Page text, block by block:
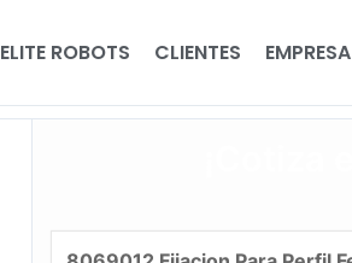
ELITE ROBOTS CLIENTES EMPRESA